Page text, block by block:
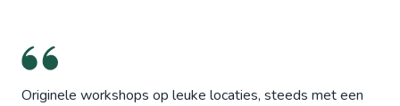
Originele workshops op leuke locaties, steeds met een